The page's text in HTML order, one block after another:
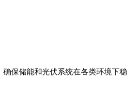
确保储能和光伏系统在各类环境下稳